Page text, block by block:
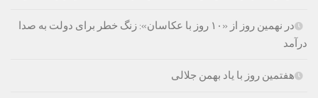
در نهمین روز از «۱۰ روز با عکاسان»: زنگ خطر برای دولت به صدا
درآمد
هفتمین روز با یاد بهمن جلالی